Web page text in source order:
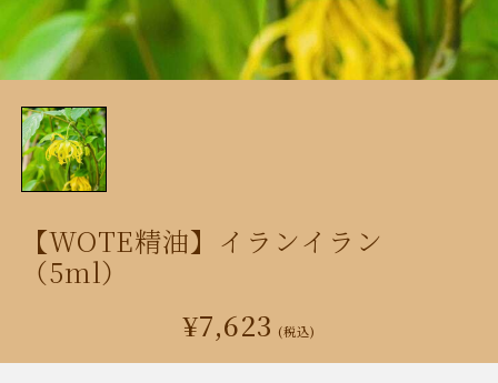
【WOTE精油】イランイラン
（5ml）
¥7,623 (税込)